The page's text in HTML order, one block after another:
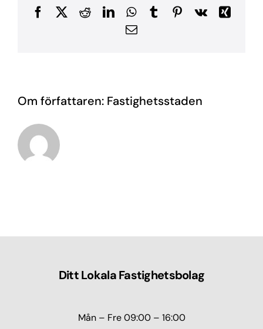
FacebookRedditLinkedInWhatsApp
TumblrPinterest
Vk
Xing
E-
Om författaren: Fastighetsstaden
Ditt Lokala Fastighetsbolag
Mån – Fre 09:00 – 16:00